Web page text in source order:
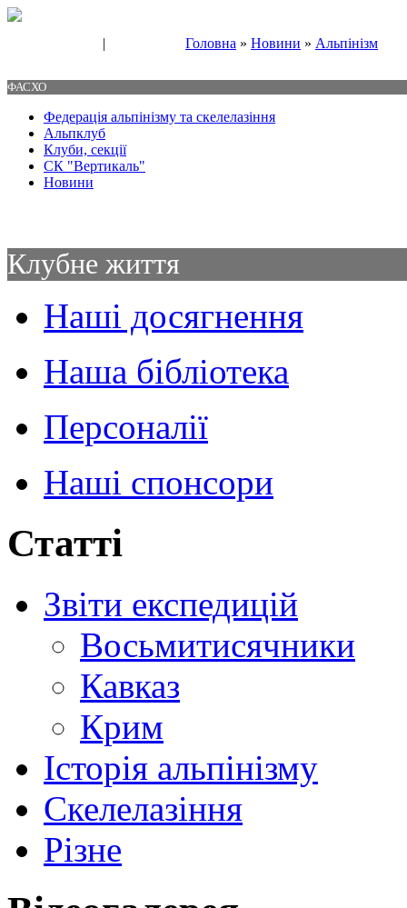
| Головна » Новини » Альпінізм
ФАСХО
Федерація альпінізму та скелелазіння
Альпклуб
Клуби, секції
СК "Вертикаль"
Новини
Клубне життя
Наші досягнення
Наша бібліотека
Персоналії
Наші спонсори
Статті
Звіти експедицій
Восьмитисячники
Кавказ
Крим
Історія альпінізму
Скелелазіння
Різне